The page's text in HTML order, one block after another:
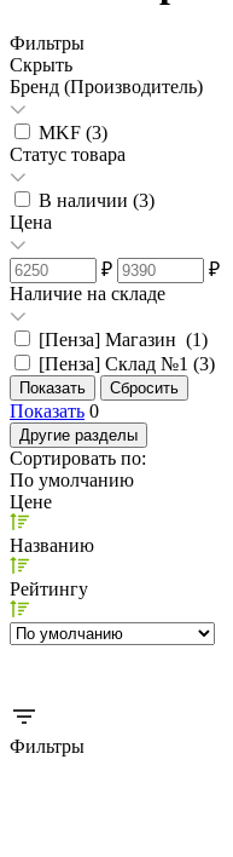
Фильтры
Скрыть
Бренд (Производитель)
MKF (3)
Статус товара
В наличии (3)
Цена
₽
₽
Наличие на складе
[Пенза] Магазин (1)
[Пенза] Склад №1 (3)
Показать 0
Другие разделы
Сортировать по:
По умолчанию
Цене
Названию
Рейтингу
Фильтры